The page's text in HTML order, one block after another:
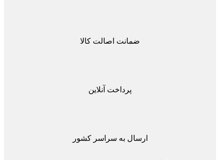
ضمانت اصالت کالا
پرداخت آنلاین
ارسال به سراسر کشور